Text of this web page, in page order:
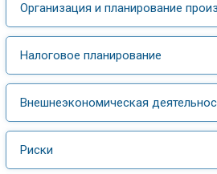
Организация и планирование
Налоговое планирование
Внешнеэкономическая
Риски